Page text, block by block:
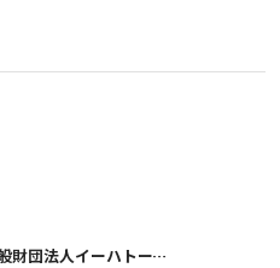
一般財団法人イーハトーブ育英会